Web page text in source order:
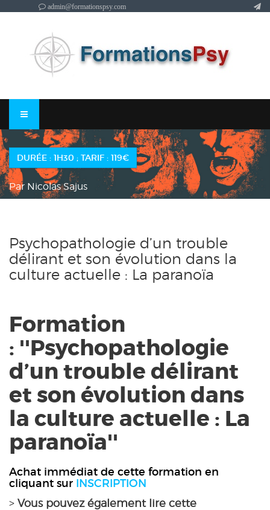
admin@formationspsy.com
DURÉE : 1H30 ; TARIF : 119€
Par Nicolas Sajus
Psychopathologie d’un trouble
délirant et son évolution dans la
culture actuelle : La paranoïa
Formation
: ''Psychopathologie
d’un trouble délirant
et son évolution dans
la culture actuelle : La
paranoïa''
Achat immédiat de cette formation en
cliquant sur INSCRIPTION
> Vous pouvez également lire cette